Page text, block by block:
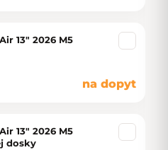
13" 2026 M5
na dopyt
13" 2026 M5
dosky